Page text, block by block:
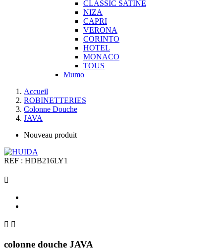
CLASSIC SATINE
NIZA
CAPRI
VERONA
CORINTO
HOTEL
MONACO
TOUS
Mumo
Accueil
ROBINETTERIES
Colonne Douche
JAVA
Nouveau produit
REF : HDB216LY1

 
colonne douche JAVA